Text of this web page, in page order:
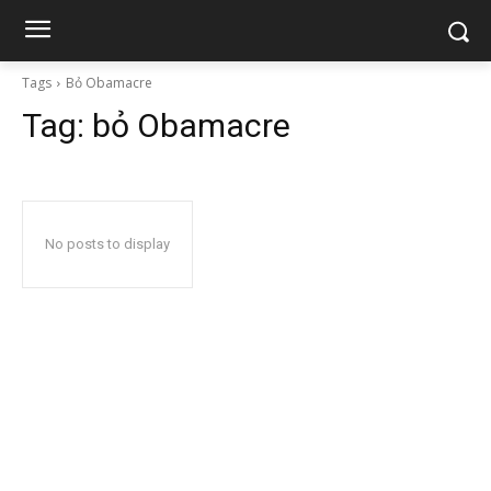
Tags Bỏ Obamacre
Tag: bỏ Obamacre
No posts to display